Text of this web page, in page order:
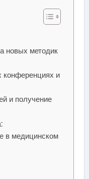
новых методик
и
и получение
в медицинском